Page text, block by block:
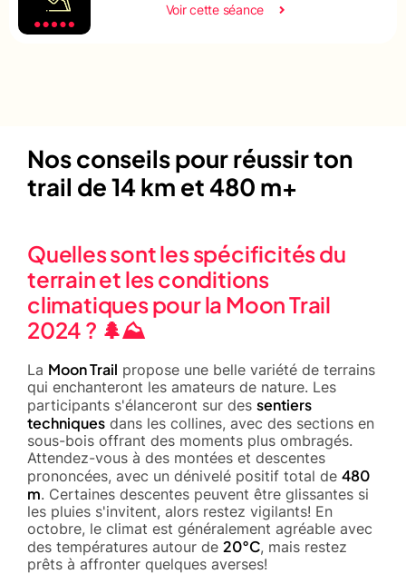
Voir cette séance
Nos conseils pour réussir ton
trail de 14 km et 480 m+
Quelles sont les spécificités du
terrain et les conditions
climatiques pour la Moon Trail
2024 ? 🌲⛰️
La Moon Trail propose une belle variété de terrains
qui enchanteront les amateurs de nature. Les
participants s'élanceront sur des sentiers
techniques dans les collines, avec des sections en
sous-bois offrant des moments plus ombragés.
Attendez-vous à des montées et descentes
prononcées, avec un dénivelé positif total de 480
m. Certaines descentes peuvent être glissantes si
les pluies s'invitent, alors restez vigilants! En
octobre, le climat est généralement agréable avec
des températures autour de 20°C, mais restez
prêts à affronter quelques averses!